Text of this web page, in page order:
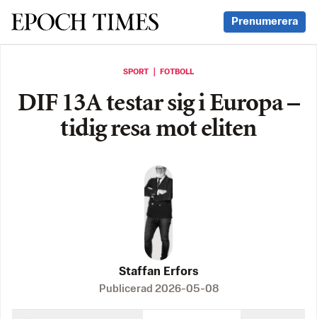
Svenska Epoch Times Prenumerera
SPORT ｜ FOTBOLL
DIF 13A testar sig i Europa –
tidig resa mot eliten
Staffan Erfors
Publicerad 2026-05-08